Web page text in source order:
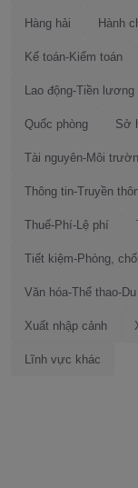
Hàng hải Hành
Kế toán-Kiểm toán
Lao động-Tiền lương
Quốc phòng Sở
Tài nguyên-Môi
Thông tin-Truyền
Thuế-Phí-Lệ phí
Tiết kiệm-Phòng,
Văn hóa-Thể thao-
Xuất nhập cảnh
Lĩnh vực khác